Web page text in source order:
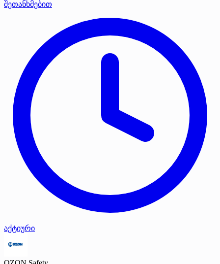
შეთანხმებით
აქტიური